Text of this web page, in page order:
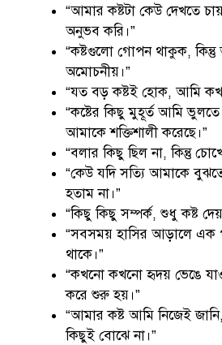
“আমার কষ্টটা কেউ দেখতে
অনুভব করি।”
“কষ্টগুলো গোপন থাকুক, কিন্তু
অমোচনীয়।”
“যত বড় কষ্টই হোক, আমি
“কষ্টের কিছু মুহূর্ত আমি
আমাকে শক্তিশালী করেছে।”
“বলার কিছু ছিল না, কিন্তু
“কেউ যদি সত্যি আমাকে
হতাম না।”
“কিছু কিছু সম্পর্ক, শুধু কষ্ট
“সবসময় হাসির আড়ালে এক
থাকে।”
“কখনো কখনো হৃদয় ভেঙে
করে শুরু হয়।”
“আমার কষ্ট আমি নিজেই
কিছুই বোঝে না।”